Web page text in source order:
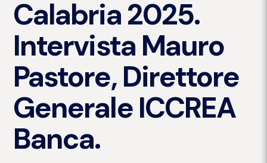
Calabria 2025.
Intervista Mauro
Pastore, Direttore
Generale ICCREA
Banca.